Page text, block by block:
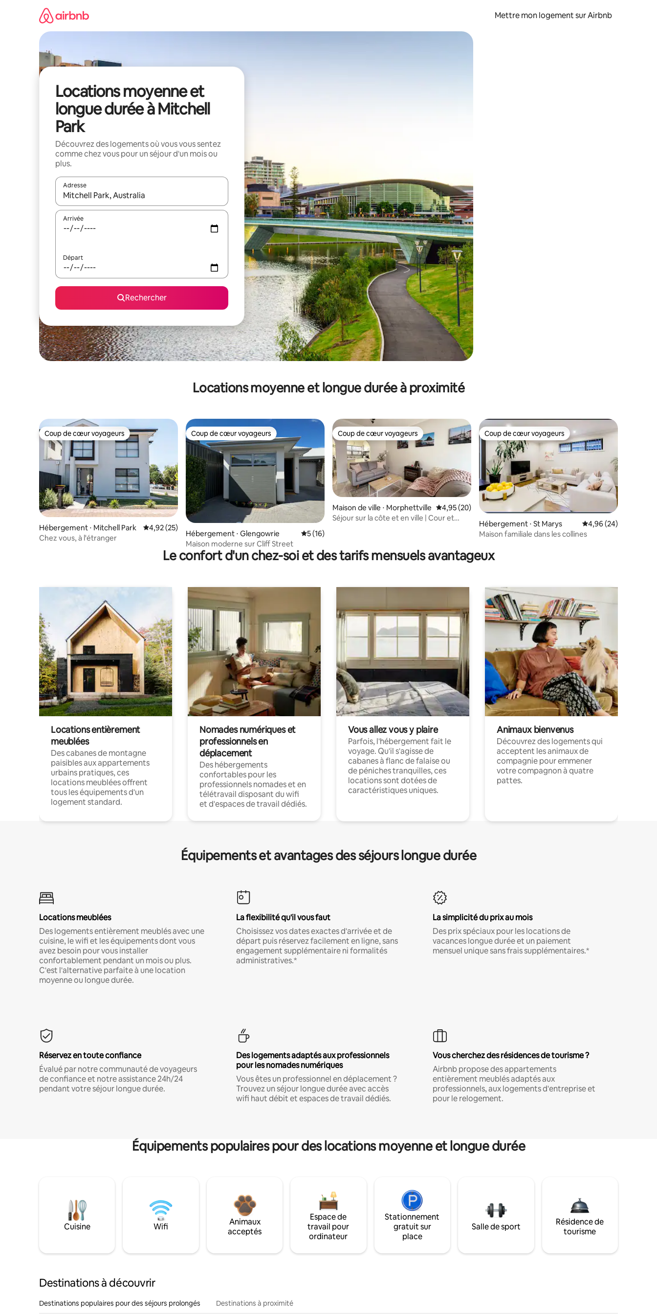
Mettre mon logement sur Airbnb
Locations moyenne et
longue durée à Mitchell
Park
Découvrez des logements où vous vous sentez
comme chez vous pour un séjour d'un mois ou
plus.
Adresse
Lorsque les résultats s'affichent, utilisez les flèches vers le haut et vers le bas pour les parcourir ou en appuyant et en faisant glisser.
Arrivée
Départ
Rechercher
Locations moyenne et longue durée à proximité
Coup de cœur voyageurs
Coup de cœur voyageurs
Hébergement ⋅ Mitchell Park Évaluation moyenne sur la base de 25 commentaires : 4,92 sur 5
4,92 (25)
Chez vous, à l'étranger
Coup de cœur voyageurs
Coup de cœur voyageurs
Hébergement ⋅ Glengowrie Évaluation moyenne sur la base de 16 commentaires : 5 sur 5
5 (16)
Maison moderne sur Cliff Street
Coup de cœur voyageurs
Coup de cœur voyageurs
Maison de ville ⋅ Morphettville Évaluation moyenne sur la base de 20 commentaires : 4,95 sur 5
4,95 (20)
Séjour sur la côte et en ville | Cour et
Coup de cœur voyageurs
Coup de cœur voyageurs
Hébergement ⋅ St Marys Évaluation moyenne
4,96 (24)
Maison familiale dans les collines
Le confort d'un chez-soi et des tarifs mensuels avantageux
Locations entièrement
meublées
Des cabanes de montagne
paisibles aux appartements
urbains pratiques, ces
locations meublées offrent
tous les équipements d'un
logement standard.
Nomades numériques et
professionnels en
déplacement
Des hébergements
confortables pour les
professionnels nomades et en
télétravail disposant du wifi
et d'espaces de travail dédiés.
Vous allez vous y plaire
Parfois, l'hébergement fait le
voyage. Qu'il s'agisse de
cabanes à flanc de falaise ou
de péniches tranquilles, ces
locations sont dotées de
caractéristiques uniques.
Animaux bienvenus
Découvrez des logements qui
acceptent les animaux de
compagnie pour emmener
votre compagnon à quatre
pattes.
Équipements et avantages des séjours longue durée
Locations meublées
Des logements entièrement meublés avec une
cuisine, le wifi et les équipements dont vous
avez besoin pour vous installer
confortablement pendant un mois ou plus.
C'est l'alternative parfaite à une location
moyenne ou longue durée.
La flexibilité qu'il vous faut
Choisissez vos dates exactes d'arrivée et de
départ puis réservez facilement en ligne, sans
engagement supplémentaire ni formalités
administratives.*
La simplicité du prix au mois
Des prix spéciaux pour les locations de
vacances longue durée et un paiement
mensuel unique sans frais supplémentaires.*
Réservez en toute confiance
Évalué par notre communauté de voyageurs
de confiance et notre assistance 24h/24
pendant votre séjour longue durée.
Des logements adaptés aux professionnels
pour les nomades numériques
Vous êtes un professionnel en déplacement ?
Trouvez un séjour longue durée avec accès
wifi haut débit et espaces de travail dédiés.
Vous cherchez des résidences de tourisme ?
Airbnb propose des appartements
entièrement meublés adaptés aux
professionnels, aux logements d'entreprise et
pour le relogement.
Équipements populaires pour des locations moyenne et longue durée
Cuisine Wifi
Animaux
acceptés
Espace de
travail pour
ordinateur
Stationnement
gratuit sur
place
Salle de sport
Résidence de
tourisme
Destinations à découvrir
Destinations populaires pour des séjours prolongés Destinations à proximité